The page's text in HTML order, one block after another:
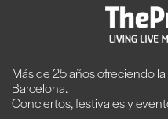
Más de 25 años ofreciendo
Barcelona.
Conciertos, festivales y